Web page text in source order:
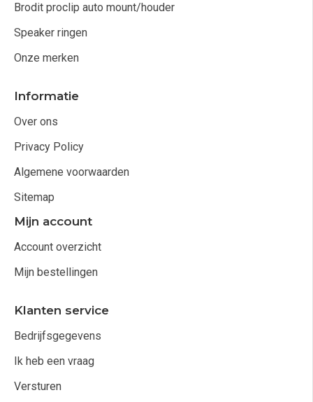
Brodit proclip auto mount/houder
Speaker ringen
Onze merken
Informatie
Over ons
Privacy Policy
Algemene voorwaarden
Sitemap
Mijn account
Account overzicht
Mijn bestellingen
Klanten service
Bedrijfsgegevens
Ik heb een vraag
Versturen